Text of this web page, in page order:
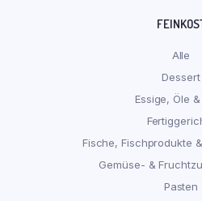
Alle
Dessert
Essige, Öle &
Fische, Fischprodukte
Gemüse- &
Pasten